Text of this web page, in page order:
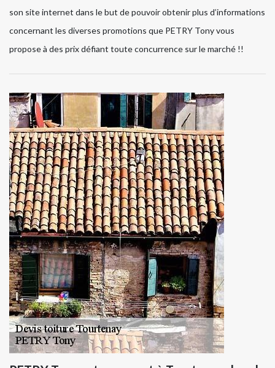
son site internet dans le but de pouvoir obtenir plus d’informations
concernant les diverses promotions que PETRY Tony vous
propose à des prix défiant toute concurrence sur le marché !!